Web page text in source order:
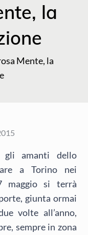
la
Mente, la
gli amanti dello
a Torino nei
maggio si terrà
giunta ormai
volte all’anno,
sempre in zona